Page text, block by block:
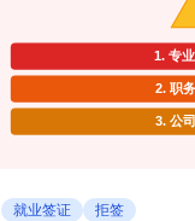
就业签证 拒签